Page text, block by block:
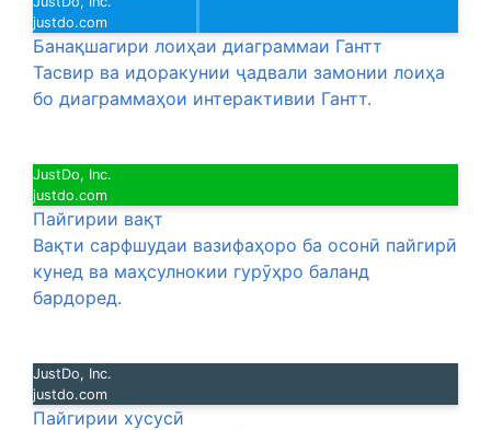
justdo.com
Банақшагири лоиҳаи диаграммаи Гантт
Тасвир ва идоракунии ҷадвали замонии лоиҳа
бо диаграммаҳои интерактивии Гантт.
JustDo, Inc.
justdo.com
Пайгирии вақт
Вақти сарфшудаи вазифаҳоро ба осонӣ пайгирӣ
кунед ва маҳсулнокии гурӯҳро баланд
бардоред.
JustDo, Inc.
justdo.com
Пайгирии хусусӣ